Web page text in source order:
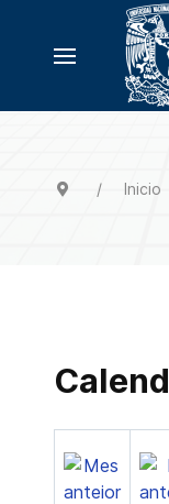
Inicio